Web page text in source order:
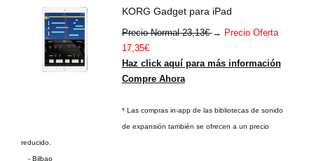
KORG Gadget para iPad
Precio Normal 23,13€→ Precio Oferta
17,35€
Haz click aquí para más información
Compre Ahora
* Las compras in-app de las bibliotecas de sonido
de expansión también se ofrecen a un precio
reducido.
- Bilbao